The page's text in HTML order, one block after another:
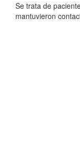
Se trata de
mantuvieron